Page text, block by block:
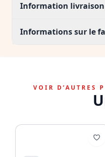
Information livraison
Informations sur le
VOIR D’AUTRES